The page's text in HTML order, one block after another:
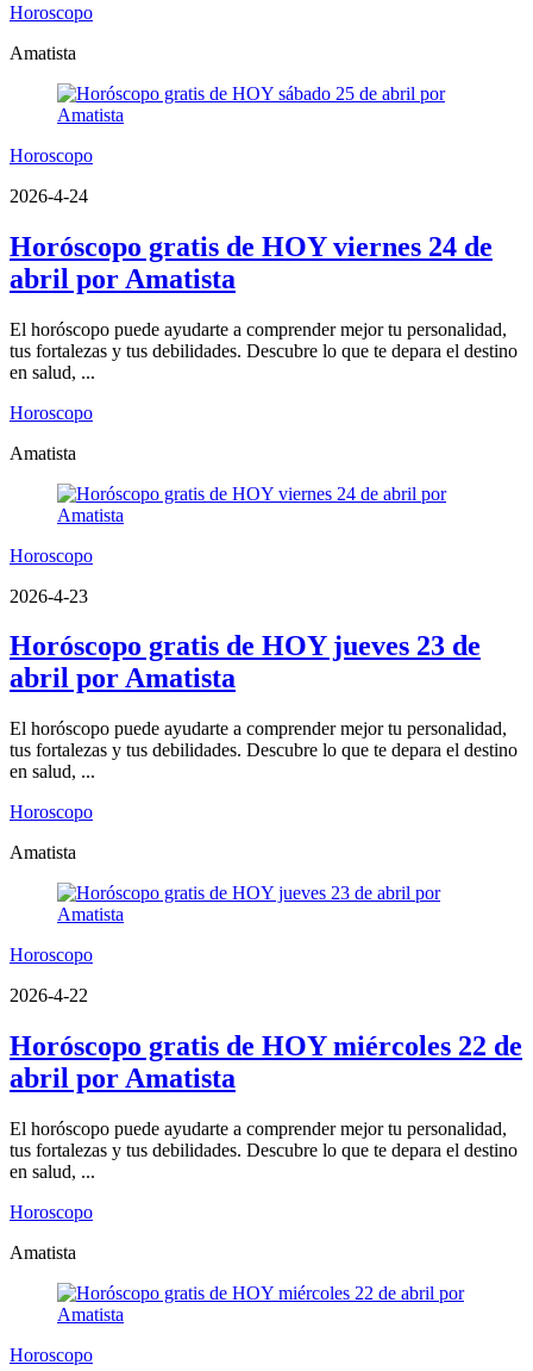
Horoscopo
Amatista
Horoscopo
2026-4-24
Horóscopo gratis de HOY viernes 24 de
abril por Amatista
El horóscopo puede ayudarte a comprender mejor tu personalidad,
tus fortalezas y tus debilidades. Descubre lo que te depara el destino
en salud, ...
Horoscopo
Amatista
Horoscopo
2026-4-23
Horóscopo gratis de HOY jueves 23 de
abril por Amatista
El horóscopo puede ayudarte a comprender mejor tu personalidad,
tus fortalezas y tus debilidades. Descubre lo que te depara el destino
en salud, ...
Horoscopo
Amatista
Horoscopo
2026-4-22
Horóscopo gratis de HOY miércoles 22 de
abril por Amatista
El horóscopo puede ayudarte a comprender mejor tu personalidad,
tus fortalezas y tus debilidades. Descubre lo que te depara el destino
en salud, ...
Horoscopo
Amatista
Horoscopo